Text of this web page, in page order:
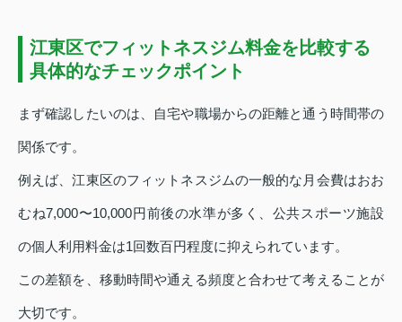
江東区でフィットネスジム料金を比較する
具体的なチェックポイント
まず確認したいのは、自宅や職場からの距離と通う時間帯の
関係です。
例えば、江東区のフィットネスジムの一般的な月会費はおお
むね7,000〜10,000円前後の水準が多く、公共スポーツ施設
の個人利用料金は1回数百円程度に抑えられています。
この差額を、移動時間や通える頻度と合わせて考えることが
大切です。